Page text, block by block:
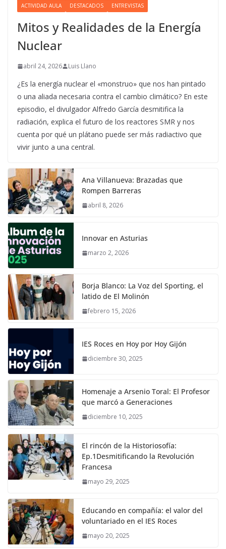
ACTIVIDAD AULA DESTACADOS ENTREVISTAS
Mitos y Realidades de la Energía
Nuclear
abril 24, 2026 Luis Llano
¿Es la energía nuclear el «monstruo» que nos han pintado
o una aliada necesaria contra el cambio climático? En este
episodio, el divulgador Alfredo García desmitifica la
radiación, explica el futuro de los reactores SMR y nos
cuenta por qué un plátano puede ser más radiactivo que
vivir junto a una central.
Ana Villanueva: Brazadas que
Rompen Barreras
abril 8, 2026
Innovar en Asturias
marzo 2, 2026
Borja Blanco: La Voz del Sporting, el
latido de El Molinón
febrero 15, 2026
IES Roces en Hoy por Hoy Gijón
diciembre 30, 2025
Homenaje a Arsenio Toral: El Profesor
que marcó a Generaciones
diciembre 10, 2025
El rincón de la Historiosofía:
Ep.1Desmitificando la Revolución
Francesa
mayo 29, 2025
Educando en compañía: el valor del
voluntariado en el IES Roces
mayo 20, 2025